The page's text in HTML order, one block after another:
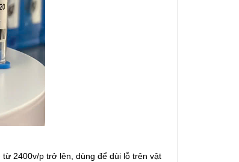
2400v/p trở lên, dùng để dùi lỗ trên vật